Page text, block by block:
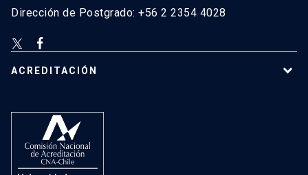
Dirección de Postgrado: +56 2 2354 4028
ACREDITACIÓN